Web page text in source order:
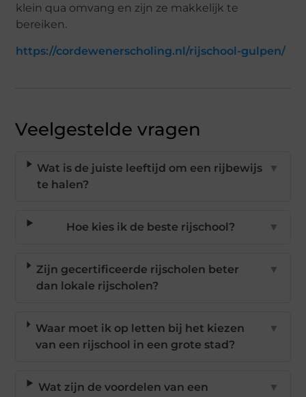
klein qua omvang en zijn ze makkelijk te
bereiken.
https://cordewenerscholing.nl/rijschool-gulpen/
Veelgestelde vragen
Wat is de juiste leeftijd om een rijbewijs
te halen?
▼
Hoe kies ik de beste rijschool? ▼
Zijn gecertificeerde rijscholen beter
dan lokale rijscholen?
▼
Waar moet ik op letten bij het kiezen
van een rijschool in een grote stad?
▼
Wat zijn de voordelen van een ▼